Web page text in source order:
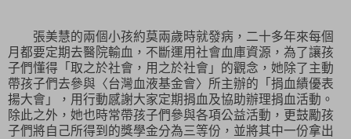
張美慧的兩個小孩約莫兩歲時就發病，二十多年來每個
月都要定期去醫院輸血，不斷運用社會血庫資源，為了讓孩
子們懂得「 取之於社會，用之於社會 」的觀念，她除了主動
帶孩子們去參與〈台灣血液基金會〉所主辦的「捐血績優表
揚大會」，用行動感謝大家定期捐血及協助辦理捐血活動。
除此之外，她也時常帶孩子們參與各項公益活動，更鼓勵孩
子們將自己所得到的獎學金分為三等份，並將其中一份拿出